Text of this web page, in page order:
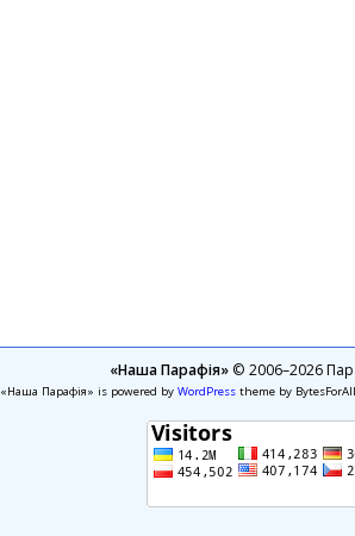
«Наша Парафія»© 2006–2026
«Наша Парафія» is powered by WordPresstheme by